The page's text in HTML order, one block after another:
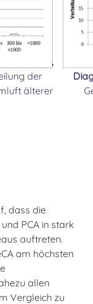
der
älterer
dass die
PCA in stark
auftreten.
am höchsten
allen
Vergleich zu